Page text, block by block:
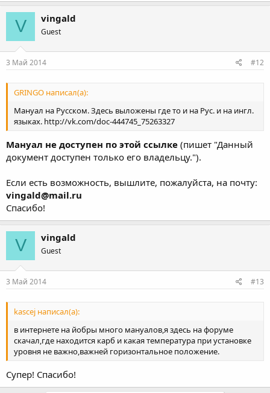
V vingald
Guest
3 Май 2014 #12
GRINGO написал(а):
Мануал на Русском. Здесь выложены где то и на Рус. и на ингл.
языках. http://vk.com/doc-444745_75263327
Мануал не доступен по этой ссылке (пишет "Данный
документ доступен только его владельцу.").
Если есть возможность, вышлите, пожалуйста, на почту:
vingald@mail.ru
Спасибо!
V vingald
Guest
3 Май 2014 #13
kascej написал(а):
в интернете на йобры много мануалов,я здесь на форуме
скачал,где находится карб и какая температура при установке
уровня не важно,важней горизонтальное положение.
Супер! Спасибо!